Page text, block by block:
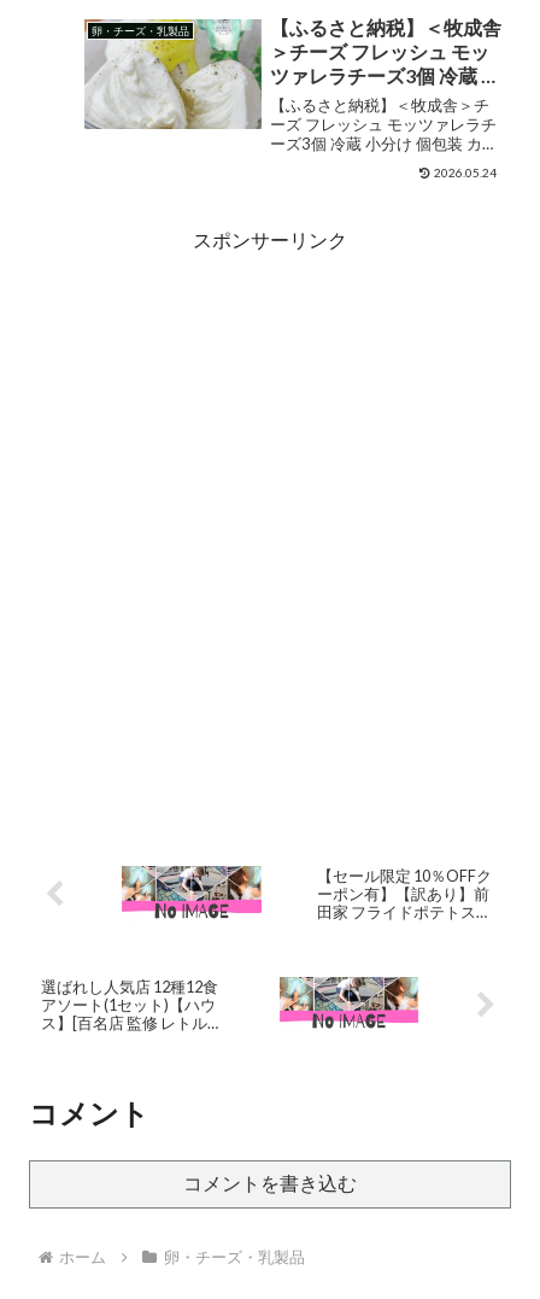
価格¥1,965ショップ名セレスト
（cerest）ジャンルその他購入す
る チーズ/サムソー...
卵・チーズ・乳製品
【ふるさと納税】＜牧成舎
＞チーズ フレッシュ モッ
ツァレラチーズ3個 冷蔵 小
分け 個包装 カプレーゼ パ
スタ ピザ おつまみ 前菜 サ
ラダ 低温殺菌 新鮮 生乳 生
乳100％ 日時指定 時間指定
【ふるさと納税】＜牧成舎＞チ
ーズ フレッシュ モッツァレラチ
ーズ3個 冷蔵 小分け 個包装 カプ
サラダ 低温殺菌 新鮮 生乳 生乳
2026.05.24
スポンサーリンク
【セール限定 10％OFFク
ーポン有】【訳あり】前
田家 フライドポテトスナ
量 家庭用 業務用 買い回り
買回り MAEDAYA 1000
円ポッキリ 送料無料
選ばれし人気店 12種12食
アソート(1セット)【ハウ
ス】[百名店 監修 レトルト
コメント
コメントを書き込む
ホーム 卵・チーズ・乳製品